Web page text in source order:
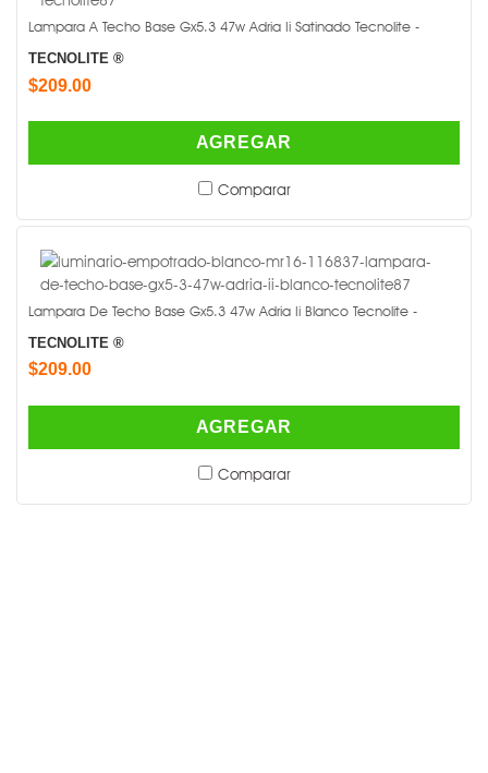
Lampara A Techo Base Gx5.3 47w Adria Ii Satinado Tecnolite -
TECNOLITE ®
$209.00
AGREGAR
Comparar
Lampara De Techo Base Gx5.3 47w Adria Ii Blanco Tecnolite -
TECNOLITE ®
$209.00
AGREGAR
Comparar